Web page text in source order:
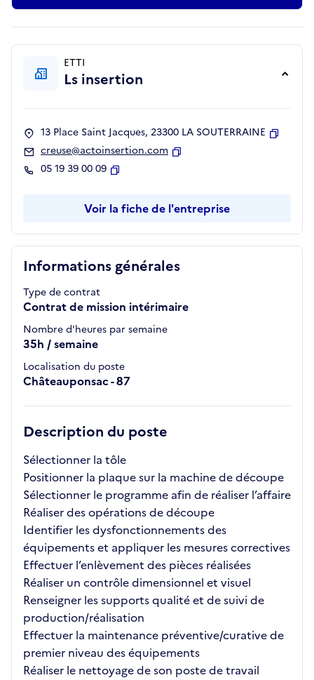
Informations générales
Type de contrat
Contrat de mission intérimaire
Nombre d'heures par semaine
35h / semaine
Localisation du poste
Châteauponsac - 87
Description du poste
Sélectionner la tôle
Positionner la plaque sur la machine de découpe
Sélectionner le programme afin de réaliser l’affaire
Réaliser des opérations de découpe
Identifier les dysfonctionnements des
équipements et appliquer les mesures correctives
Effectuer l’enlèvement des pièces réalisées
Réaliser un contrôle dimensionnel et visuel
Renseigner les supports qualité et de suivi de
production/réalisation
Effectuer la maintenance préventive/curative de
premier niveau des équipements
Réaliser le nettoyage de son poste de travail
ETTI
Ls insertion
13 Place Saint Jacques, 23300 LA SOUTERRAINE
creuse@actoinsertion.com
05 19 39 00 09
Voir la fiche de l'entreprise